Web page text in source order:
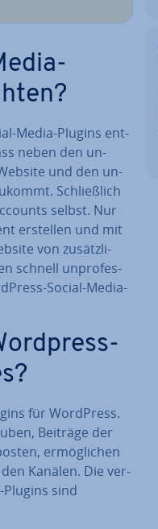
Media-Plugins ent­
neben den un­
und den un­
Schließ­lich
selbst. Nur
erstellen und mit
von zu­sätz­li­
schnell un­pro­fes­
Social-Media-
für WordPress.
Beiträge der
er­mög­li­chen
Kanälen. Die ver­
sind